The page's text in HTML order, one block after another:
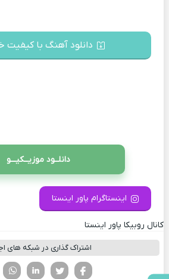
دانلود آهنگ با کیفیت
دانلــود موزیــکیـــو
اینستاگرام پاور اینستا
کانال روبیکا پاور اینستا
اشتراک گذاری در شبکه های
تویتر
فیسوک